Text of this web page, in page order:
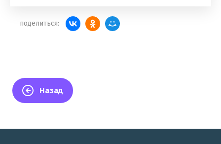
поделиться:
Назад